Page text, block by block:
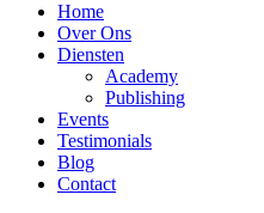
Home
Over Ons
Diensten
Academy
Publishing
Events
Testimonials
Blog
Contact